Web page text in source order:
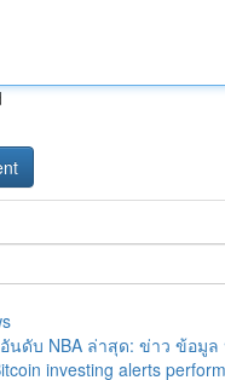
นดับ NBA ล่าสุด: ข่าว ข้อมูล
investing alerts